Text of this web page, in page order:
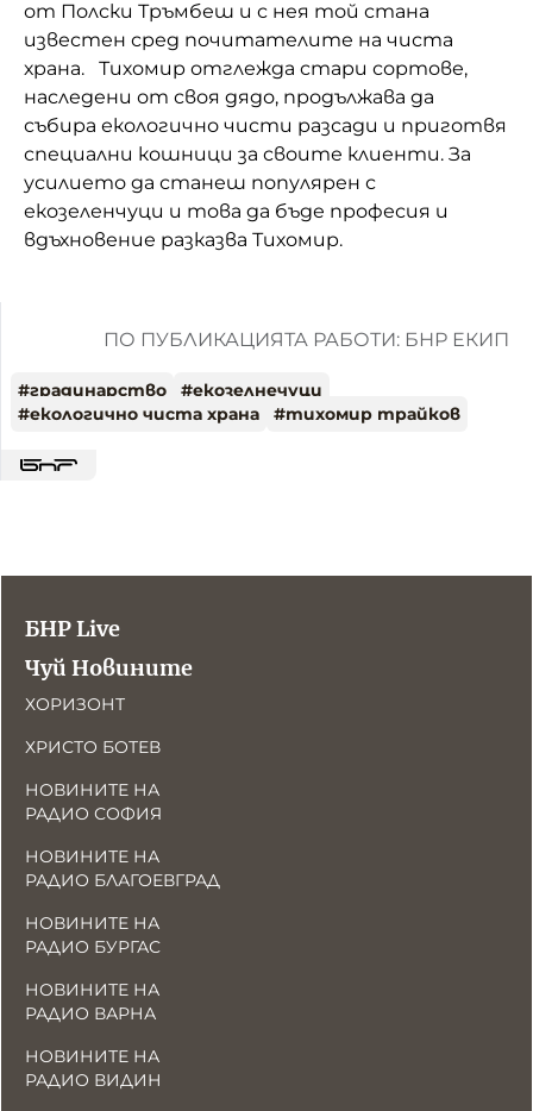
от Полски Тръмбеш и с нея той стана
известен сред почитателите на чиста
храна. Тихомир отглежда стари сортове,
наследени от своя дядо, продължава да
събира екологично чисти разсади и приготвя
специални кошници за своите клиенти. За
усилието да станеш популярен с
екозеленчуци и това да бъде професия и
вдъхновение разказва Тихомир.
ПО ПУБЛИКАЦИЯТА РАБОТИ: БНР ЕКИП
#градинарство #екозелнечуци
#екологично чиста храна #тихомир трайков
БНР Live
Чуй Новините
ХОРИЗОНТ
ХРИСТО БОТЕВ
НОВИНИТЕ НА
РАДИО СОФИЯ
НОВИНИТЕ НА
РАДИО БЛАГОЕВГРАД
НОВИНИТЕ НА
РАДИО БУРГАС
НОВИНИТЕ НА
РАДИО ВАРНА
НОВИНИТЕ НА
РАДИО ВИДИН